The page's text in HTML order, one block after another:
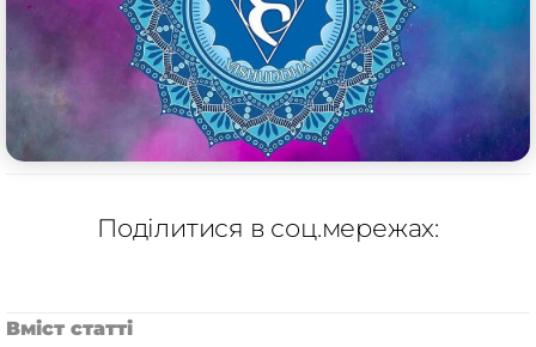
Поділитися в соц.мережах:
Вміст статті